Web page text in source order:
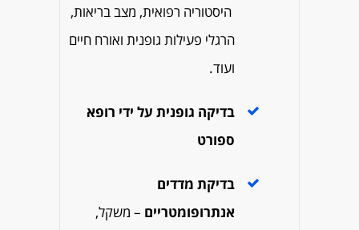
היסטוריה רפואית, מצב בריאות,
הרגלי פעילות גופנית ואורח חיים
ועוד.
בדיקה גופנית על ידי רופא
ספורט
בדיקת מדדים
אנתרופומטריים – משקל,